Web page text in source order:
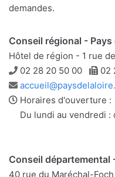
demandes.
Conseil régional - Pays
Hôtel de région - 1 rue
Téléphone
02 28 20 50 00
02
Adresse
e-
mail
Horaires d'ouverture :
Du lundi au vendredi :
Conseil départemental
40 rue du Maréchal-